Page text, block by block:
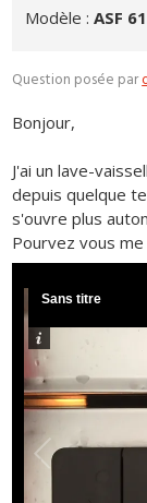
Modèle :ASF
Question posée par
Bonjour,
J'ai un lave-
depuis quelque
s'ouvre plus
Pourvez vous
Sans titre